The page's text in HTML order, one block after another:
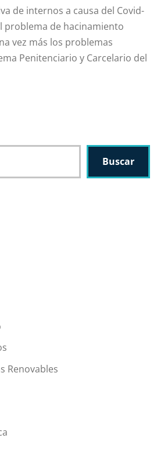
de internos a causa del Covid-
problema de hacinamiento
vez más los problemas
Penitenciario y Carcelario del
Buscar
Renovables